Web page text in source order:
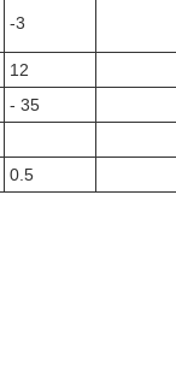
-3
12
- 35
0.5